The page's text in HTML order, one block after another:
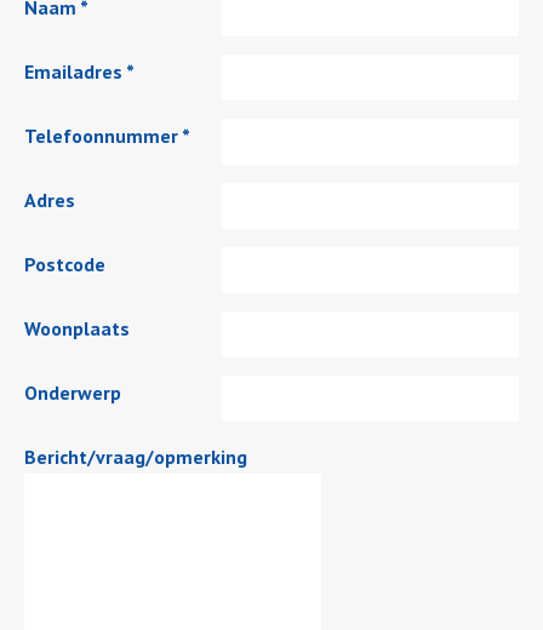
Naam *
Emailadres *
Telefoonnummer *
Adres
Postcode
Woonplaats
Onderwerp
Bericht/vraag/opmerking